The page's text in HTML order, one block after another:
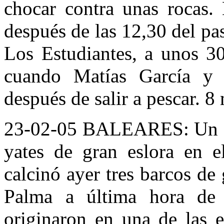
chocar contra unas
después de las 12,30 del
Los Estudiantes, a unos
cuando Matías García y
después de salir a pescar. 8
23-02-05 BALEARES: Un
yates de gran eslora en
calcinó ayer tres barcos
Palma a última hora
originaron en una de las